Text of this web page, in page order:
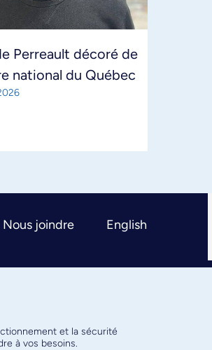
Perreault décoré de
national du Québec
Nous joindre English
et la sécurité
à vos besoins.